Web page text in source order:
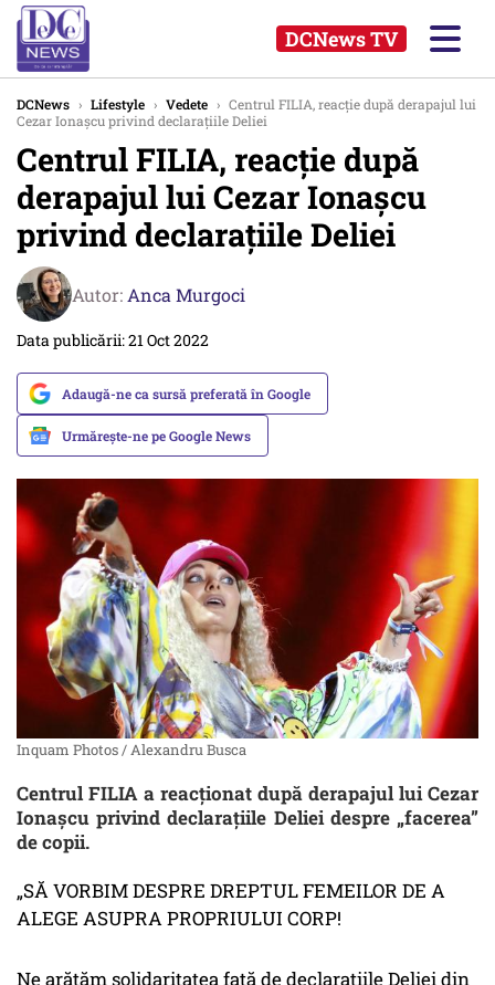
DCNews TV
DCNews › Lifestyle › Vedete › Centrul FILIA, reacție după derapajul lui
Cezar Ionașcu privind declarațiile Deliei
Centrul FILIA, reacție după
derapajul lui Cezar Ionașcu
privind declarațiile Deliei
Autor: Anca Murgoci
Data publicării: 21 Oct 2022
Adaugă-ne ca sursă preferată în Google
Urmărește-ne pe Google News
Inquam Photos / Alexandru Busca
Centrul FILIA a reacționat după derapajul lui Cezar
Ionașcu privind declarațiile Deliei despre „facerea”
de copii.
„SĂ VORBIM DESPRE DREPTUL FEMEILOR DE A
ALEGE ASUPRA PROPRIULUI CORP!
Ne arătăm solidaritatea față de declarațiile Deliei din